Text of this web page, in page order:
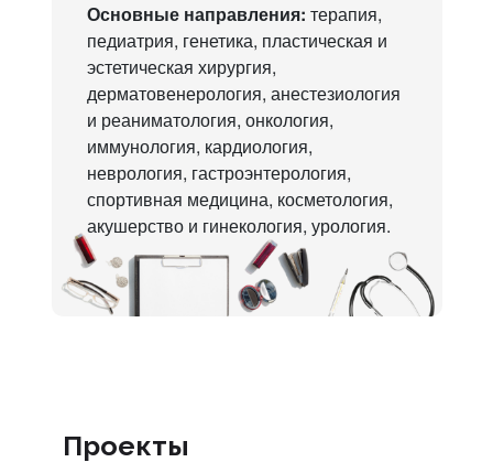
Основные направления: терапия,
педиатрия, генетика, пластическая и
эстетическая хирургия,
дерматовенерология, анестезиология
и реаниматология, онкология,
иммунология, кардиология,
неврология, гастроэнтерология,
спортивная медицина, косметология,
акушерство и гинекология, урология.
Проекты